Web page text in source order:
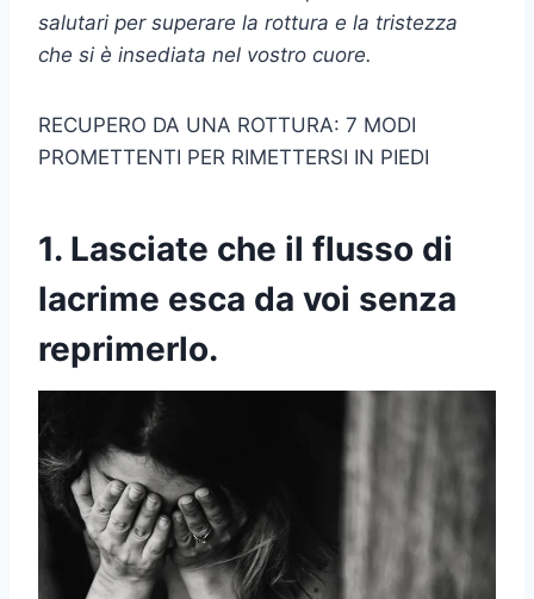
salutari per superare la rottura e la tristezza
che si è insediata nel vostro cuore.
RECUPERO DA UNA ROTTURA: 7 MODI
PROMETTENTI PER RIMETTERSI IN PIEDI
1. Lasciate che il flusso di
lacrime esca da voi senza
reprimerlo.